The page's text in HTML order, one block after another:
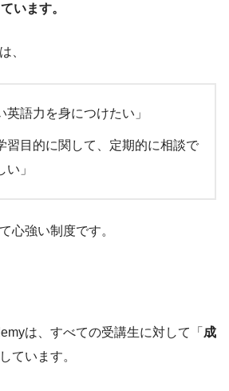
います。
、
英語力を身につけたい」
習目的に関して、定期的に相談で
」
心強い制度です。
は、すべての受講生に対して「 成
ています。